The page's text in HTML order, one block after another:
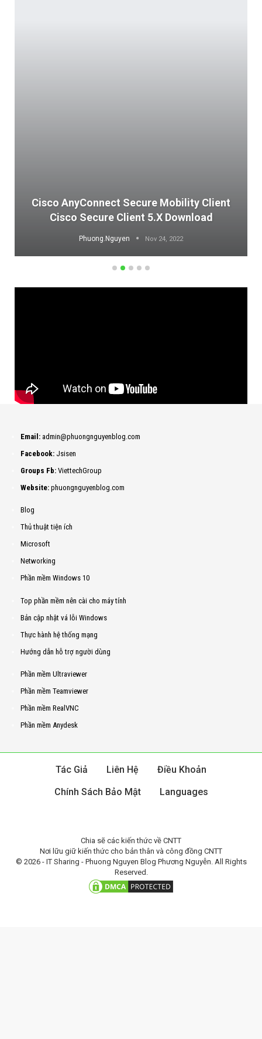
Cisco AnyConnect Secure Mobility Client
Cisco Secure Client 5.x Download
Phuong.Nguyen Nov 24, 2022
Email: admin@phuongnguyenblog.com
Facebook: Jsisen
Groups Fb: ViettechGroup
Website: phuongnguyenblog.com
Blog
Thủ thuật tiện ích
Microsoft
Networking
Phần mềm Windows 10
Top phần mềm nên cài cho máy tính
Bản cập nhật vá lỗi Windows
Thực hành hệ thống mạng
Hướng dẫn hỗ trợ người dùng
Phần mềm Ultraviewer
Phần mềm Teamviewer
Phần mềm RealVNC
Phần mềm Anydesk
Tác Giả Liên Hệ
Điều Khoản
Chính Sách Bảo Mật
Languages
Chia sẽ các kiến thức về CNTT
Nơi lữu giữ kiến thức cho bản thân và công đồng CNTT
© 2026 - IT Sharing - Phuong Nguyen Blog Phương Nguyễn. All Rights
Reserved.